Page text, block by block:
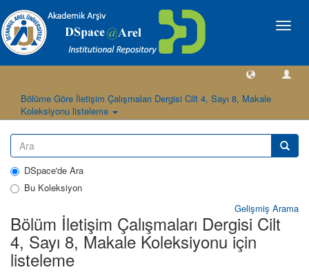
Geçiş
Bölüme Göre İletişim Çalışmaları Dergisi Cilt 4, Sayı 8, Makale
Koleksiyonu listeleme
DSpace'de Ara
Bu Koleksiyon
Gelişmiş Arama
Bölüm İletişim Çalışmaları Dergisi Cilt
4, Sayı 8, Makale Koleksiyonu için
listeleme